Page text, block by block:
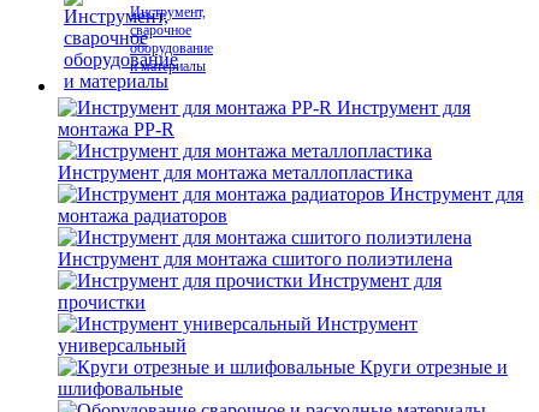
Инструмент,
сварочное
оборудование
и материалы
Инструмент для
монтажа PP-R
Инструмент для монтажа металлопластика
Инструмент для
монтажа радиаторов
Инструмент для монтажа сшитого полиэтилена
Инструмент для
прочистки
Инструмент
универсальный
Круги отрезные и
шлифовальные